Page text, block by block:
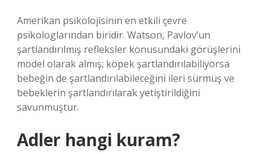
Amerikan psikolojisinin en etkili çevre
psikologlarından biridir. Watson, Pavlov’un
şartlandırılmış refleksler konusundaki görüşlerini
model olarak almış; köpek şartlandırılabiliyorsa
bebeğin de şartlandırılabileceğini ileri sürmüş ve
bebeklerin şartlandırılarak yetiştirildiğini
savunmuştur.
Adler hangi kuram?